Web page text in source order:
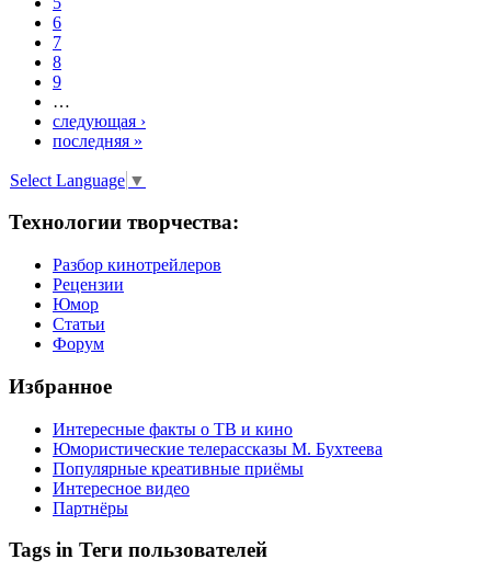
6
7
8
9
…
следующая ›
последняя »
Select Language ▼
Технологии творчества:
Разбор кинотрейлеров
Рецензии
Юмор
Статьи
Форум
Избранное
Интересные факты о ТВ и кино
Юмористические телерассказы М. Бухтеева
Популярные креативные приёмы
Интересное видео
Партнёры
Tags in Теги пользователей